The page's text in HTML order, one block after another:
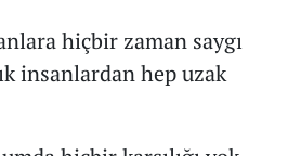
hiçbir zaman saygı
insanlardan hep uzak